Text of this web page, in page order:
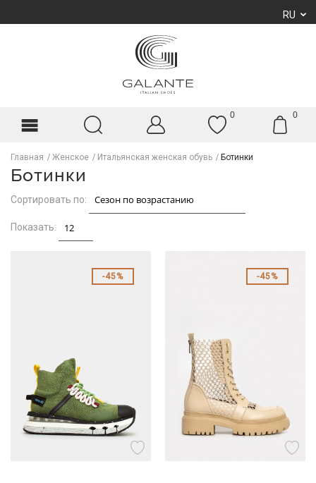
RU
0 0
Главная Женское Итальянская женская обувь Ботинки
Ботинки
Сортировать по:
Показать:
45% 45%